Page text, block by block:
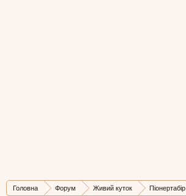
Головна Форум Живий куток Піонертабір